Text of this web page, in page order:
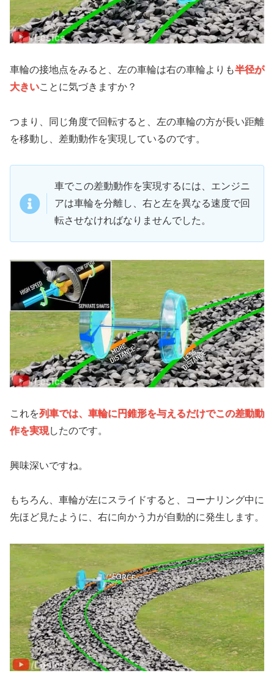
車輪の接地点をみると、左の車輪は右の車輪よりも半径が
大きいことに気づきますか？
つまり、同じ角度で回転すると、左の車輪の方が長い距離
を移動し、差動動作を実現しているのです。
車でこの差動動作を実現するには、エンジニ
アは車輪を分離し、右と左を異なる速度で回
転させなければなりませんでした。
これを列車では、車輪に円錐形を与えるだけでこの差動動
作を実現したのです。
興味深いですね。
もちろん、車輪が左にスライドすると、コーナリング中に
先ほど見たように、右に向かう力が自動的に発生します。